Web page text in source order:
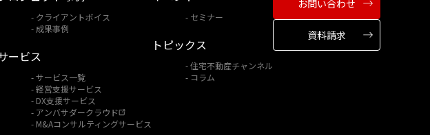
クライアントボイス
成果事例
ービス
サービス一覧
経営支援サービス
DX支援サービス
アンバサダークラウド
M&Aコンサルティングサービス
セミナー
トピックス
住宅不動産チャンネル
コラム
お問い合わせ
資料請求